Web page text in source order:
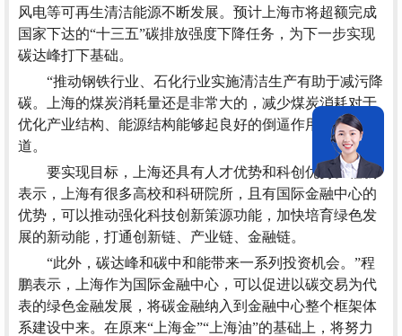
风电等可再生清洁能源不断发展。预计上海市将超额完成
国家下达的“十三五”碳排放强度下降任务，为下一步实现
碳达峰打下基础。
“推动钢铁行业、石化行业实施清洁生产有助于减污降
碳。上海的煤炭消耗量还是非常大的，减少煤炭消耗对于
优化产业结构、能源结构能够起良好的倒逼作用。”程鹏说
道。
要实现目标，上海还具有人才优势和科创优势。程鹏
表示，上海有很多高校和科研院所，且有国际金融中心的
优势，可以推动强化科技创新策源功能，加快培育绿色发
展的新动能，打通创新链、产业链、金融链。
“此外，碳达峰和碳中和能带来一系列投资机会。”程
鹏表示，上海作为国际金融中心，可以促进以碳交易为代
表的绿色金融发展，将碳金融纳入到金融中心整个框架体
系建设中来。在原来“上海金”“上海油”的基础上，将努力